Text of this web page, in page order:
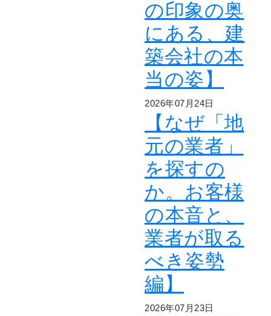
の印象の奥
にある、建
築会社の本
当の姿】
2026年07月24日
【なぜ「地
元の業者」
を探すの
か。お客様
の本音と、
業者が取る
べき姿勢
編】
2026年07月23日